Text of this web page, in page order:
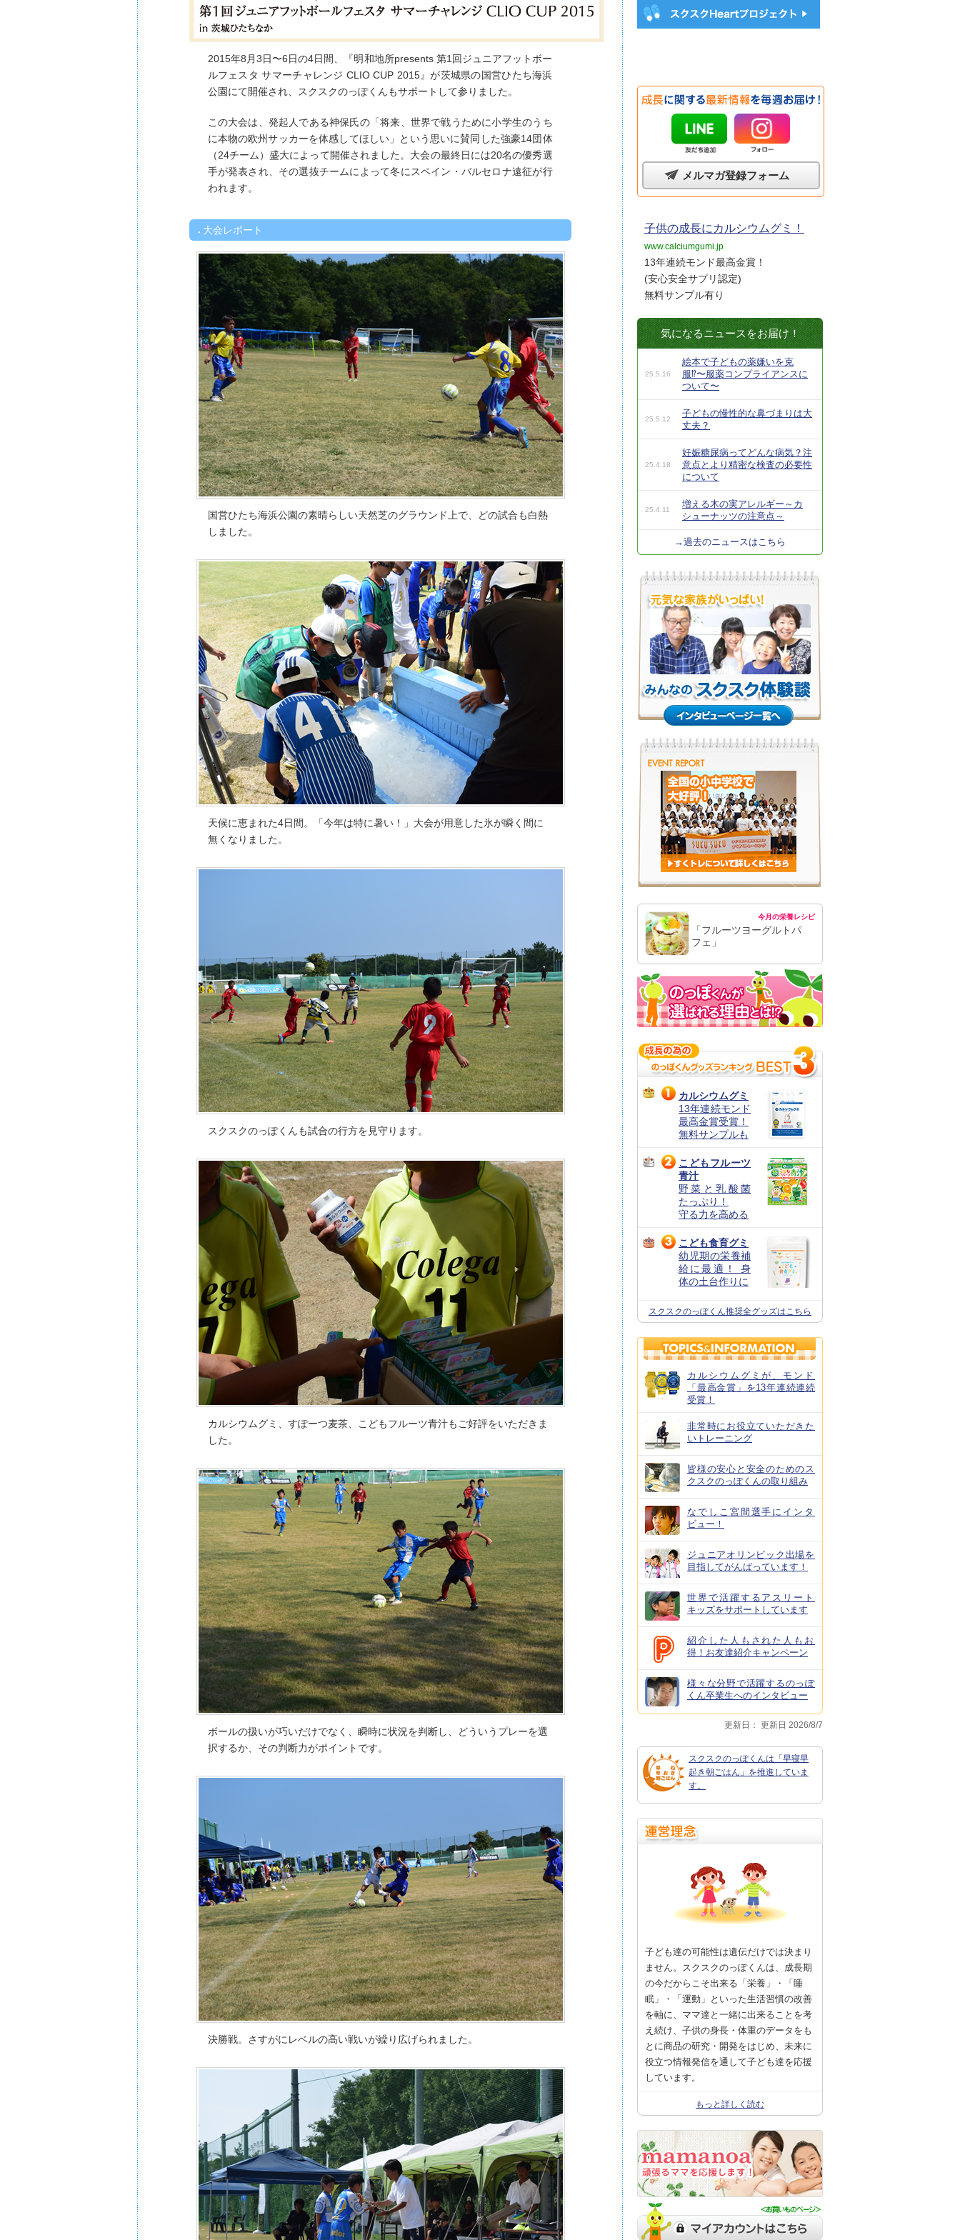
2015年8月3日〜6日の4日間、『明和地所presents 第1回ジュニアフットボー
ルフェスタ サマーチャレンジ CLIO CUP 2015』が茨城県の国営ひたち海浜
公園にて開催され、スクスクのっぽくんもサポートして参りました。
この大会は、発起人である神保氏の「将来、世界で戦うために小学生のうち
に本物の欧州サッカーを体感してほしい」という思いに賛同した強豪14団体
（24チーム）盛大によって開催されました。大会の最終日には20名の優秀選
手が発表され、その選抜チームによって冬にスペイン・バルセロナ遠征が行
われます。
大会レポート
国営ひたち海浜公園の素晴らしい天然芝のグラウンド上で、どの試合も白熱
しました。
天候に恵まれた4日間。「今年は特に暑い！」大会が用意した氷が瞬く間に
無くなりました。
スクスクのっぽくんも試合の行方を見守ります。
カルシウムグミ、すぽーつ麦茶、こどもフルーツ青汁もご好評をいただきま
した。
ボールの扱いが巧いだけでなく、瞬時に状況を判断し、どういうプレーを選
択するか、その判断力がポイントです。
決勝戦。さすがにレベルの高い戦いが繰り広げられました。
メルマガ登録フォーム
子供の成長にカルシウムグミ！
www.calciumgumi.jp
13年連続モンド最高金賞！
(安心安全サプリ認定)
無料サンプル有り
気になるニュースをお届け！
25.5.16
絵本で子どもの薬嫌いを克
服⁉︎〜服薬コンプライアンスに
ついて〜
25.5.12
子どもの慢性的な鼻づまりは大
丈夫？
25.4.18
妊娠糖尿病ってどんな病気？注
意点とより精密な検査の必要性
について
25.4.11
増える木の実アレルギー～カ
シューナッツの注意点～
→過去のニュースはこちら
今月の栄養レシピ
「フルーツヨーグルトパ
フェ」
カルシウムグミ
13年連続モンド
最高金賞受賞！
無料サンプルも
こどもフルーツ
青汁
野菜と乳酸菌
たっぷり！
守る力を高める
こども食育グミ
幼児期の栄養補
給に最適！ 身
体の土台作りに
スクスクのっぽくん推奨全グッズはこちら
カルシウムグミが、モンド
「最高金賞」を13年連続連続
受賞！
非常時にお役立ていただきた
いトレーニング
皆様の安心と安全のためのス
クスクのっぽくんの取り組み
なでしこ宮間選手にインタ
ビュー！
ジュニアオリンピック出場を
目指してがんばっています！
世界で活躍するアスリート
キッズをサポートしています
紹介した人もされた人もお
得！お友達紹介キャンペーン
様々な分野で活躍するのっぽ
くん卒業生へのインタビュー
更新日： 更新日 2026/8/7
スクスクのっぽくんは「早寝早
起き朝ごはん」を推進していま
す。
子ども達の可能性は遺伝だけでは決まり
ません。スクスクのっぽくんは、成長期
の今だからこそ出来る「栄養」・「睡
眠」・「運動」といった生活習慣の改善
を軸に、ママ達と一緒に出来ることを考
え続け、子供の身長・体重のデータをも
とに商品の研究・開発をはじめ、未来に
役立つ情報発信を通して子ども達を応援
しています。
もっと詳しく読む